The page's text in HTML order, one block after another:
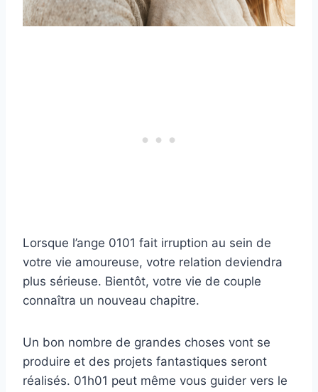
Lorsque l’ange 0101 fait irruption au sein de
votre vie amoureuse, votre relation deviendra
plus sérieuse. Bientôt, votre vie de couple
connaîtra un nouveau chapitre.
Un bon nombre de grandes choses vont se
produire et des projets fantastiques seront
réalisés. 01h01 peut même vous guider vers le